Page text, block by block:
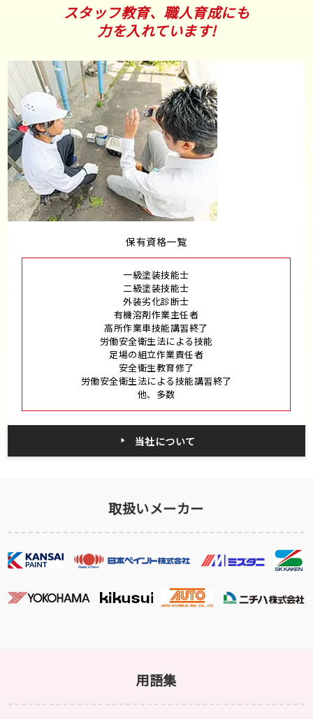
スタッフ教育、職人育成にも
力を入れています!
保有資格一覧
一級塗装技能士
二級塗装技能士
外装劣化診断士
有機溶剤作業主任者
高所作業車技能講習終了
労働安全衛生法による技能
足場の組立作業責任者
安全衛生教育修了
労働安全衛生法による技能講習終了
他、多数
当社について
取扱いメーカー
用語集